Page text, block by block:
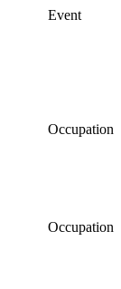
Event
Occupation
Occupation